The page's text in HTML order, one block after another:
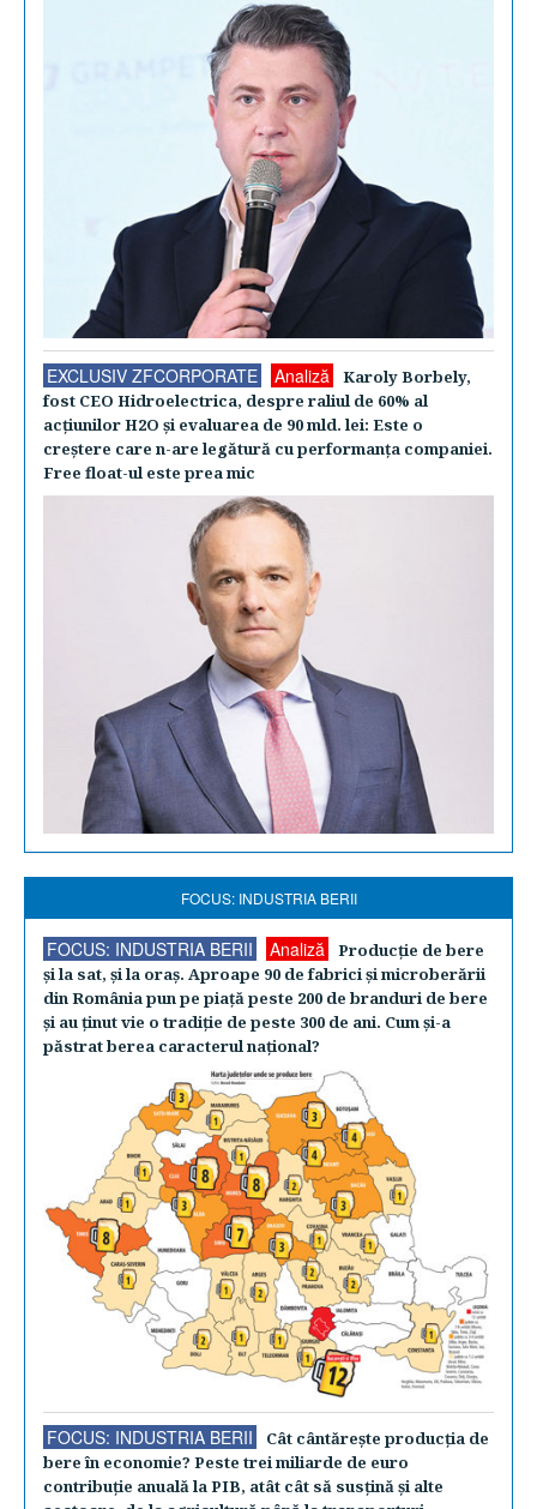
EXCLUSIV ZFCORPORATE Analiză
Karoly Borbely,
fost CEO Hidroelectrica, despre raliul de 60% al
acţiunilor H2O şi evaluarea de 90 mld. lei: Este o
creştere care n-are legătură cu performanţa companiei.
Free float-ul este prea mic
FOCUS: INDUSTRIA BERII
FOCUS: INDUSTRIA BERII Analiză
Producţie de bere
şi la sat, şi la oraş. Aproape 90 de fabrici şi microberării
din România pun pe piaţă peste 200 de branduri de bere
şi au ţinut vie o tradiţie de peste 300 de ani. Cum şi-a
păstrat berea caracterul naţional?
FOCUS: INDUSTRIA BERII
Cât cântăreşte producţia de
bere în economie? Peste trei miliarde de euro
contribuţie anuală la PIB, atât cât să susţină şi alte